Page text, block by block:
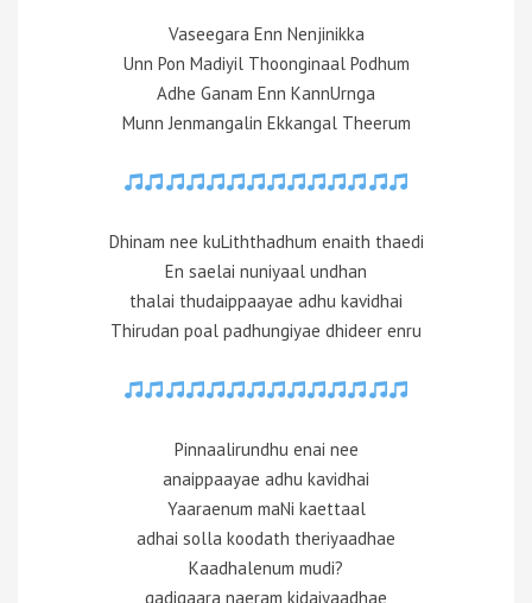
Vaseegara Enn Nenjinikka
Unn Pon Madiyil Thoonginaal Podhum
Adhe Ganam Enn KannUrnga
Munn Jenmangalin Ekkangal Theerum
Dhinam nee kuLiththadhum enaith thaedi
En saelai nuniyaal undhan
thalai thudaippaayae adhu kavidhai
Thirudan poal padhungiyae dhideer enru
Pinnaalirundhu enai nee
anaippaayae adhu kavidhai
Yaaraenum maNi kaettaal
adhai solla koodath theriyaadhae
Kaadhalenum mudi?
gadigaara naeram kidaiyaadhae